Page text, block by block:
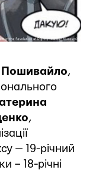
Пошивайло,
,
— 19-річний
– 18-річні